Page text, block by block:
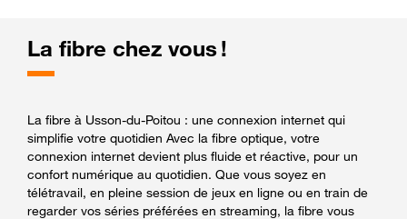
La fibre chez vous !
La fibre à Usson-du-Poitou : une connexion internet qui
simplifie votre quotidien Avec la fibre optique, votre
connexion internet devient plus fluide et réactive, pour un
confort numérique au quotidien. Que vous soyez en
télétravail, en pleine session de jeux en ligne ou en train de
regarder vos séries préférées en streaming, la fibre vous